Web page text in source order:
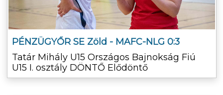
PÉNZÜGYŐR SE Zöld - MAFC-NLG 0:3
Tatár Mihály U15 Országos Bajnokság Fiú
U15 I. osztály DÖNTŐ Elődöntő